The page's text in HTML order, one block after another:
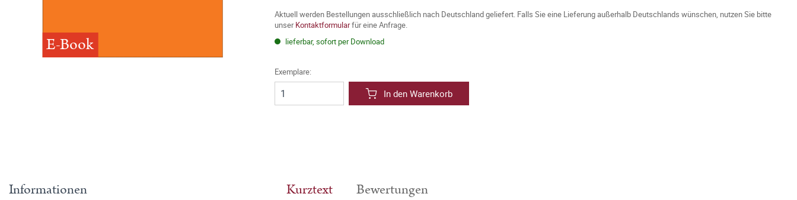
E-Book
Aktuell werden Bestellungen ausschließlich nach Deutschland geliefert. Falls Sie eine Lieferung außerhalb Deutschlands wünschen, nutzen Sie bitte
unserKontaktformularfür eine Anfrage.
lieferbar, sofort per Download
Exemplare:
In den Warenkorb
Kurztext Bewertungen
Informationen